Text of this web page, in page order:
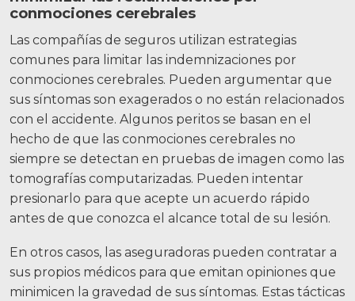
conmociones cerebrales
Las compañías de seguros utilizan estrategias
comunes para limitar las indemnizaciones por
conmociones cerebrales. Pueden argumentar que
sus síntomas son exagerados o no están relacionados
con el accidente. Algunos peritos se basan en el
hecho de que las conmociones cerebrales no
siempre se detectan en pruebas de imagen como las
tomografías computarizadas. Pueden intentar
presionarlo para que acepte un acuerdo rápido
antes de que conozca el alcance total de su lesión.
En otros casos, las aseguradoras pueden contratar a
sus propios médicos para que emitan opiniones que
minimicen la gravedad de sus síntomas. Estas tácticas